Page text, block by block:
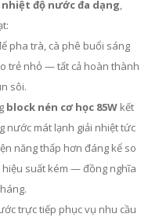
độ nước đa dạng
pha trà, cà phê buổi sáng
trẻ nhỏ — tất cả hoàn thành
sôi.
block nén cơ học 85W kết
nước mát lạnh giải nhiệt tức
năng thấp hơn đáng kể so
suất kém — đồng nghĩa
trực tiếp phục vụ nhu cầu